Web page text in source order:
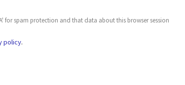
for spam protection and that data about this browser session
policy.